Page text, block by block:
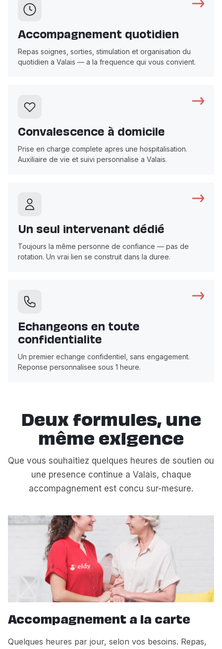
Accompagnement quotidien
Repas soignes, sorties, stimulation et organisation du
quotidien a Valais — a la frequence qui vous convient.
Convalescence à domicile
Prise en charge complete apres une hospitalisation.
Auxiliaire de vie et suivi personnalise a Valais.
Un seul intervenant dédié
Toujours la même personne de confiance — pas de
rotation. Un vrai lien se construit dans la duree.
Echangeons en toute
confidentialite
Un premier echange confidentiel, sans engagement.
Reponse personnalisee sous 1 heure.
Deux formules, une
même exigence
Que vous souhaitiez quelques heures de soutien ou
une presence continue a Valais, chaque
accompagnement est concu sur-mesure.
Accompagnement a la carte
Quelques heures par jour, selon vos besoins. Repas,